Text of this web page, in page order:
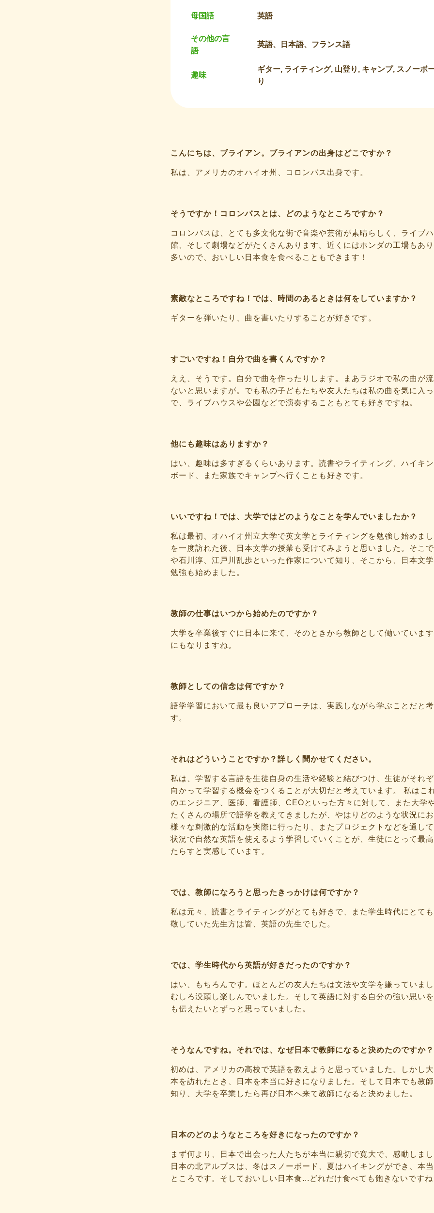
母国語 英語
その他の言
語
英語、日本語、フランス語
趣味
ギター, ライティング, 山登り, キャンプ, スノーボ
り
こんにちは、ブライアン。ブライアンの出身はどこですか？
私は、アメリカのオハイオ州、コロンバス出身です。
そうですか！コロンバスとは、どのようなところですか？
コロンバスは、とても多文化な街で音楽や芸術が素晴らしく、ライブ
館、そして劇場などがたくさんあります。近くにはホンダの工場もあ
多いので、おいしい日本食を食べることもできます！
素敵なところですね！では、時間のあるときは何をしていますか？
ギターを弾いたり、曲を書いたりすることが好きです。
すごいですね！自分で曲を書くんですか？
ええ、そうです。自分で曲を作ったりします。まあラジオで私の曲が
ないと思いますが。でも私の子どもたちや友人たちは私の曲を気に入
で、ライブハウスや公園などで演奏することもとても好きですね。
他にも趣味はありますか？
はい、趣味は多すぎるくらいあります。読書やライティング、ハイキ
ボード、また家族でキャンプへ行くことも好きです。
いいですね！では、大学ではどのようなことを学んでいましたか？
私は最初、オハイオ州立大学で英文学とライティングを勉強し始めま
を一度訪れた後、日本文学の授業も受けてみようと思いました。そこ
や石川淳、江戸川乱歩といった作家について知り、そこから、日本文
勉強も始めました。
教師の仕事はいつから始めたのですか？
大学を卒業後すぐに日本に来て、そのときから教師として働いていま
にもなりますね。
教師としての信念は何ですか？
語学学習において最も良いアプローチは、実践しながら学ぶことだと
す。
それはどういうことですか？詳しく聞かせてください。
私は、学習する言語を生徒自身の生活や経験と結びつけ、生徒がそれ
向かって学習する機会をつくることが大切だと考えています。 私はこ
のエンジニア、医師、看護師、CEOといった方々に対して、また大学
たくさんの場所で語学を教えてきましたが、やはりどのような状況に
様々な刺激的な活動を実際に行ったり、またプロジェクトなどを通し
状況で自然な英語を使えるよう学習していくことが、生徒にとって最
たらすと実感しています。
では、教師になろうと思ったきっかけは何ですか？
私は元々、読書とライティングがとても好きで、また学生時代にとて
敬していた先生方は皆、英語の先生でした。
では、学生時代から英語が好きだったのですか？
はい、もちろんです。ほとんどの友人たちは文法や文学を嫌っていま
むしろ没頭し楽しんでいました。そして英語に対する自分の強い思い
も伝えたいとずっと思っていました。
そうなんですね。それでは、なぜ日本で教師になると決めたのですか？
初めは、アメリカの高校で英語を教えようと思っていました。しかし
本を訪れたとき、日本を本当に好きになりました。そして日本でも教
知り、大学を卒業したら再び日本へ来て教師になると決めました。
日本のどのようなところを好きになったのですか？
まず何より、日本で出会った人たちが本当に親切で寛大で、感動しま
日本の北アルプスは、冬はスノーボード、夏はハイキングができ、本
ところです。そしておいしい日本食...どれだけ食べても飽きないです